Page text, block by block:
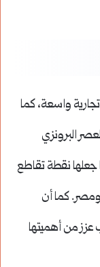
واسعة، كما
البرونزي
جعلها نقطة تقاطع
ومصر. كما أن
عزز من أهميتها